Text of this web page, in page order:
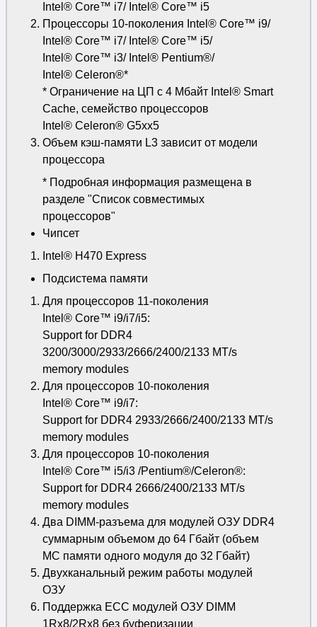
Intel® Core™ i7/ Intel® Core™ i5
Процессоры 10-поколения Intel® Core™ i9/
Intel® Core™ i7/ Intel® Core™ i5/
Intel® Core™ i3/ Intel® Pentium®/
Intel® Celeron®*
* Ограничение на ЦП с 4 Мбайт Intel® Smart
Cache, семейство процессоров
Intel® Celeron® G5xx5
Объем кэш-памяти L3 зависит от модели
процессора
* Подробная информация размещена в
разделе "Список совместимых
процессоров"
Чипсет
Intel® H470 Express
Подсистема памяти
Для процессоров 11-поколения
Intel® Core™ i9/i7/i5:
Support for DDR4
3200/3000/2933/2666/2400/2133 MT/s
memory modules
Для процессоров 10-поколения
Intel® Core™ i9/i7:
Support for DDR4 2933/2666/2400/2133 MT/s
memory modules
Для процессоров 10-поколения
Intel® Core™ i5/i3 /Pentium®/Celeron®:
Support for DDR4 2666/2400/2133 MT/s
memory modules
Два DIMM-разъема для модулей ОЗУ DDR4
суммарным объемом до 64 Гбайт (объем
МС памяти одного модуля до 32 Гбайт)
Двухканальный режим работы модулей
ОЗУ
Поддержка ECC модулей ОЗУ DIMM
1Rx8/2Rx8 без буферизации